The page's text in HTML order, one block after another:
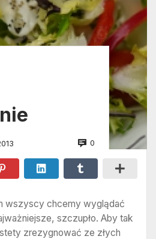
0
wszyscy chcemy wyglądać
szczupło. Aby tak
zrezygnować ze złych